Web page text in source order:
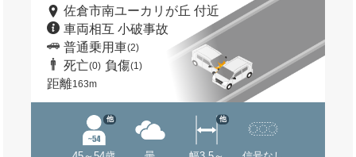
佐倉市南ユーカリが丘 付近
車両相互 小破事故
普通乗用車(2)
死亡(0) 負傷(1)
距離163m
他 他